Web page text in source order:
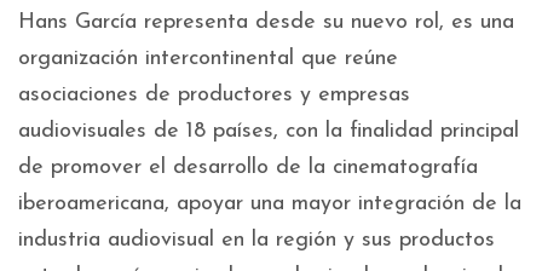
Hans García representa desde su nuevo rol, es una
organización intercontinental que reúne
asociaciones de productores y empresas
audiovisuales de 18 países, con la finalidad principal
de promover el desarrollo de la cinematografía
iberoamericana, apoyar una mayor integración de la
industria audiovisual en la región y sus productos